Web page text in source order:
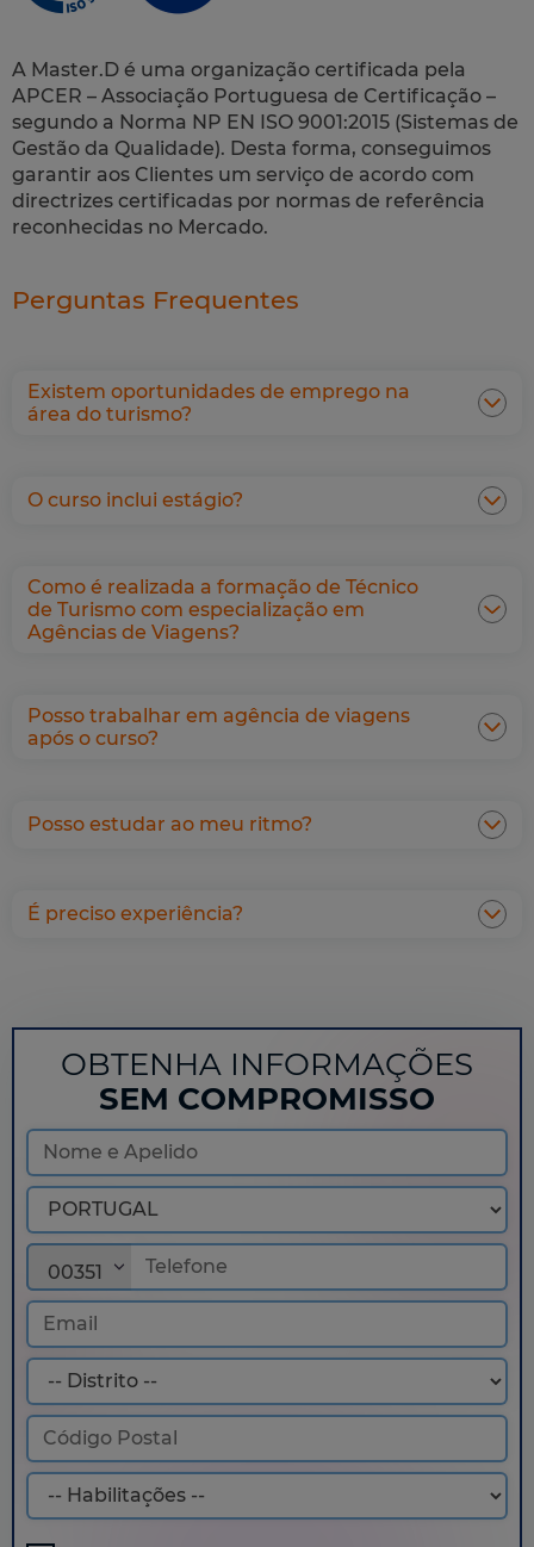
A Master.D é uma organização certificada pela
APCER – Associação Portuguesa de Certificação –
segundo a Norma NP EN ISO 9001:2015 (Sistemas de
Gestão da Qualidade). Desta forma, conseguimos
garantir aos Clientes um serviço de acordo com
directrizes certificadas por normas de referência
reconhecidas no Mercado.
Perguntas Frequentes
Existem oportunidades de emprego na
área do turismo?
O curso inclui estágio?
Como é realizada a formação de Técnico
de Turismo com especialização em
Agências de Viagens?
Posso trabalhar em agência de viagens
após o curso?
Posso estudar ao meu ritmo?
É preciso experiência?
OBTENHA INFORMAÇÕES
SEM COMPROMISSO
00351